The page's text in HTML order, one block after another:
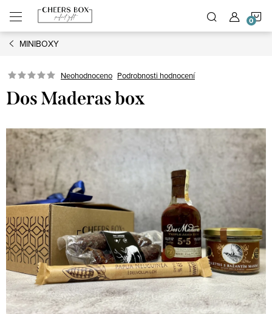
obsah
MINIBOXY
Neohodnoceno Podrobnosti hodnocení
Dos Maderas box